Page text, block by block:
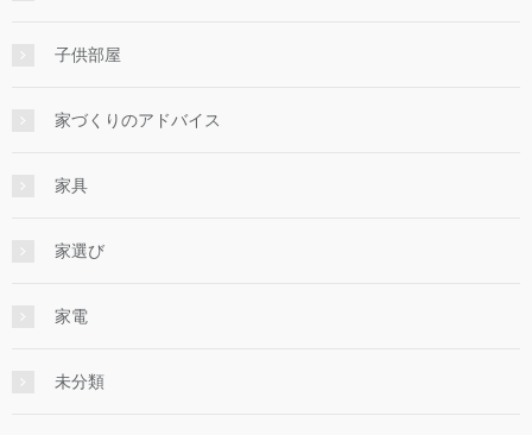
子供部屋
家づくりのアドバイス
家具
家選び
家電
未分類